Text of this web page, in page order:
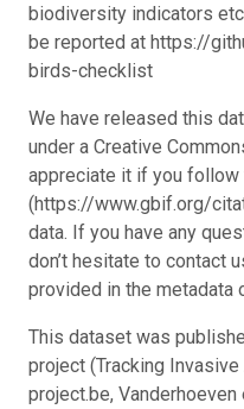
biodiversity indicators
be reported at https://
birds-checklist
We have released this
under a Creative
appreciate it if you follow
(https://www.gbif.org/
data. If you have any
don’t hesitate to contact
provided in the metadata
This dataset was
project (Tracking
project.be,